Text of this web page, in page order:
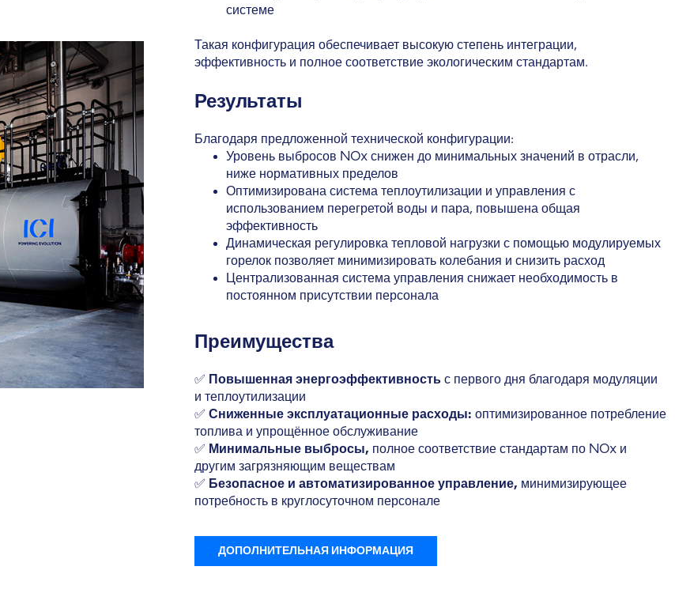
системе
Такая конфигурация обеспечивает высокую степень интеграции,
эффективность и полное соответствие экологическим стандартам.
Результаты
Благодаря предложенной технической конфигурации:
Уровень выбросов NOx снижен до минимальных значений в отрасли,
ниже нормативных пределов
Оптимизирована система теплоутилизации и управления с
использованием перегретой воды и пара, повышена общая
эффективность
Динамическая регулировка тепловой нагрузки с помощью модулируемых
горелок позволяет минимизировать колебания и снизить расход
Централизованная система управления снижает необходимость в
постоянном присутствии персонала
Преимущества
✅ Повышенная энергоэффективность с первого дня благодаря модуляции
и теплоутилизации
✅ Сниженные эксплуатационные расходы: оптимизированное потребление
топлива и упрощённое обслуживание
✅ Минимальные выбросы, полное соответствие стандартам по NOx и
другим загрязняющим веществам
✅ Безопасное и автоматизированное управление, минимизирующее
потребность в круглосуточном персонале
ДОПОЛНИТЕЛЬНАЯ ИНФОРМАЦИЯ